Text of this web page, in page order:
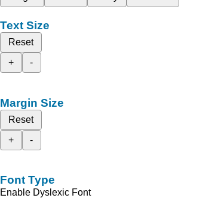
Text Size
Reset
+
-
Margin Size
Reset
+
-
Font Type
Enable Dyslexic Font